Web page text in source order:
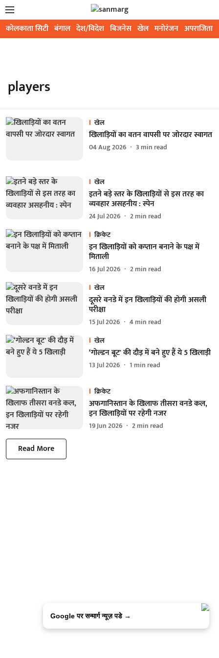
कोलकाता सिटी बंगाल देश/विदेश बिजनेस खेल मनोरंजन अपराजिता
players
खेल
खिलाड़ियों का वतन वापसी पर जोरदार स्वागत
04 Aug 2026 3 min read
खेल
इतने बड़े स्तर के खिलाड़ियों से इस तरह का
व्यवहार असहनीय : स्पेन
24 Jul 2026 2min read
क्रिकेट
इन खिलाड़ियों को कप्तान बनाने के पक्ष में
मिताली
16 Jul 2026 2min read
खेल
दूसरे वनडे में इन खिलाड़ियों की होगी असली
परीक्षा
15 Jul 2026 4min read
खेल
‘गोल्डन बूट' की दौड़ में बने हुए हैं ये 5 खिलाड़ी
13 Jul 2026 1 min read
क्रिकेट
अफगानिस्तान के खिलाफ तीसरा वनडे कल,
इन खिलाड़ियों पर रहेगी नजर
19 Jun 2026 2min read
Read More
Google पर सन्मार्ग न्यूज़ पडे →